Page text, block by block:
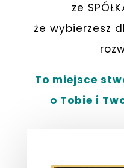
ze
że wybierzesz
To miejsce
o Tobie i